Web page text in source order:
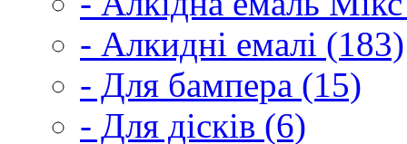
- Алкидні емалі (183)
- Для бампера (15)
- Для дісків (6)